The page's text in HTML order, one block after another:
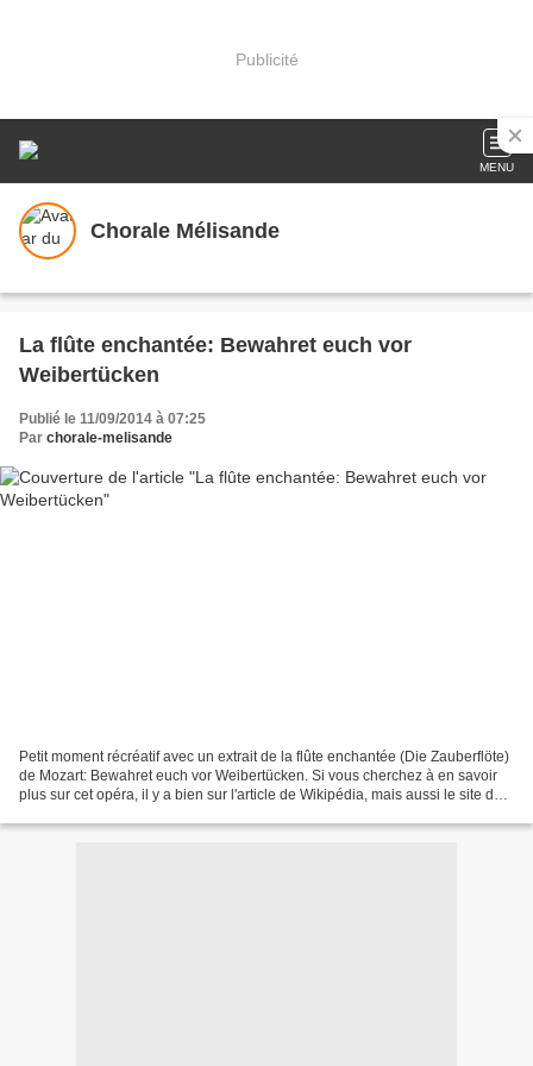
Publicité
MENU
Chorale Mélisande
La flûte enchantée: Bewahret euch vor
Weibertücken
Publié le 11/09/2014 à 07:25
Par chorale-melisande
Petit moment récréatif avec un extrait de la flûte enchantée (Die Zauberflöte)
de Mozart: Bewahret euch vor Weibertücken. Si vous cherchez à en savoir
plus sur cet opéra, il y a bien sur l'article de Wikipédia, mais aussi le site de